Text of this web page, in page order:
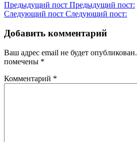
Предыдущий пост Предыдущий пост:
Следующий пост Следующий пост:
Добавить комментарий
Ваш адрес email не будет опубликован.
помечены *
Комментарий *